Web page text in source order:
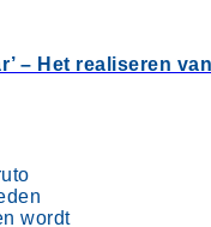
– Het realiseren
wordt